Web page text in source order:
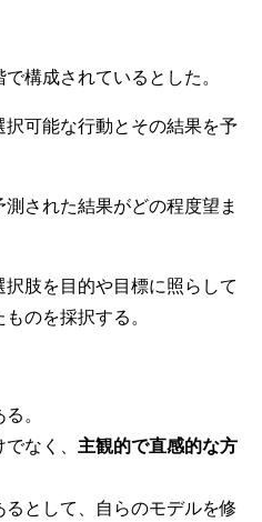
構成されているとした。
択可能な行動とその結果を予
測された結果がどの程度望ま
択肢を目的や目標に照らして
のを採択する。
。
なく、 主観的で直感的な方
として、自らのモデルを修